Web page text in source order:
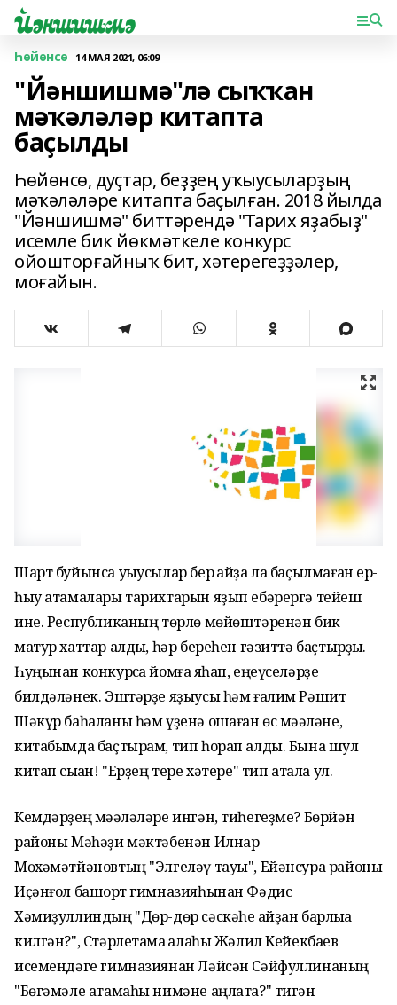
Һөйөнсө 14 МАЯ 2021, 06:09
"Йәншишмә"лә сыҡҡан
мәҡәләләр китапта
баҫылды
Һөйөнсө, дуҫтар, беҙҙең уҡыусыларҙың
мәҡәләләре китапта баҫылған. 2018 йылда
"Йәншишмә" биттәрендә "Тарих яҙабыҙ"
исемле бик йөкмәткеле конкурс
ойошторғайныҡ бит, хәтерегеҙҙәлер,
моғайын.
Шарт буйынса уҡыусылар бер ҡайҙа ла баҫылмаған ер-
һыу атамалары тарихтарын яҙып ебәрергә тейеш
ине. Республиканың төрлө мөйөштәренән бик
матур хаттар алдыҡ, һәр береһен гәзиттә баҫтырҙыҡ.
Һуңынан конкурсҡа йомғаҡ яһап, еңеүселәрҙе
билдәләнек. Эштәрҙе яҙыусы һәм ғалим Рәшит
Шәкүр баһаланы һәм үҙенә оҡшаған өс мәҡәләне,
китабымда баҫтырам, тип һорап алды. Бына шул
китап сыҡҡан! "Ерҙең тере хәтере" тип атала ул.
Кемдәрҙең мәҡәләләре ингән, тиһегеҙме? Бөрйән
районы Мәһәҙи мәктәбенән Илнар
Мөхәмәтйәновтың "Элгеләү тауы", Ейәнсура районы
Иҫәнғол башҡорт гимназияһынан Фәдис
Хәмиҙуллиндың "Дөр-дөр сәскәһе ҡайҙан барлыҡҡа
килгән?", Стәрлетамаҡ ҡалаһы Жәлил Кейекбаев
исемендәге гимназиянан Ләйсән Сәйфуллинаның
"Бөгәмәле атамаһы нимәне аңлата?" тигән